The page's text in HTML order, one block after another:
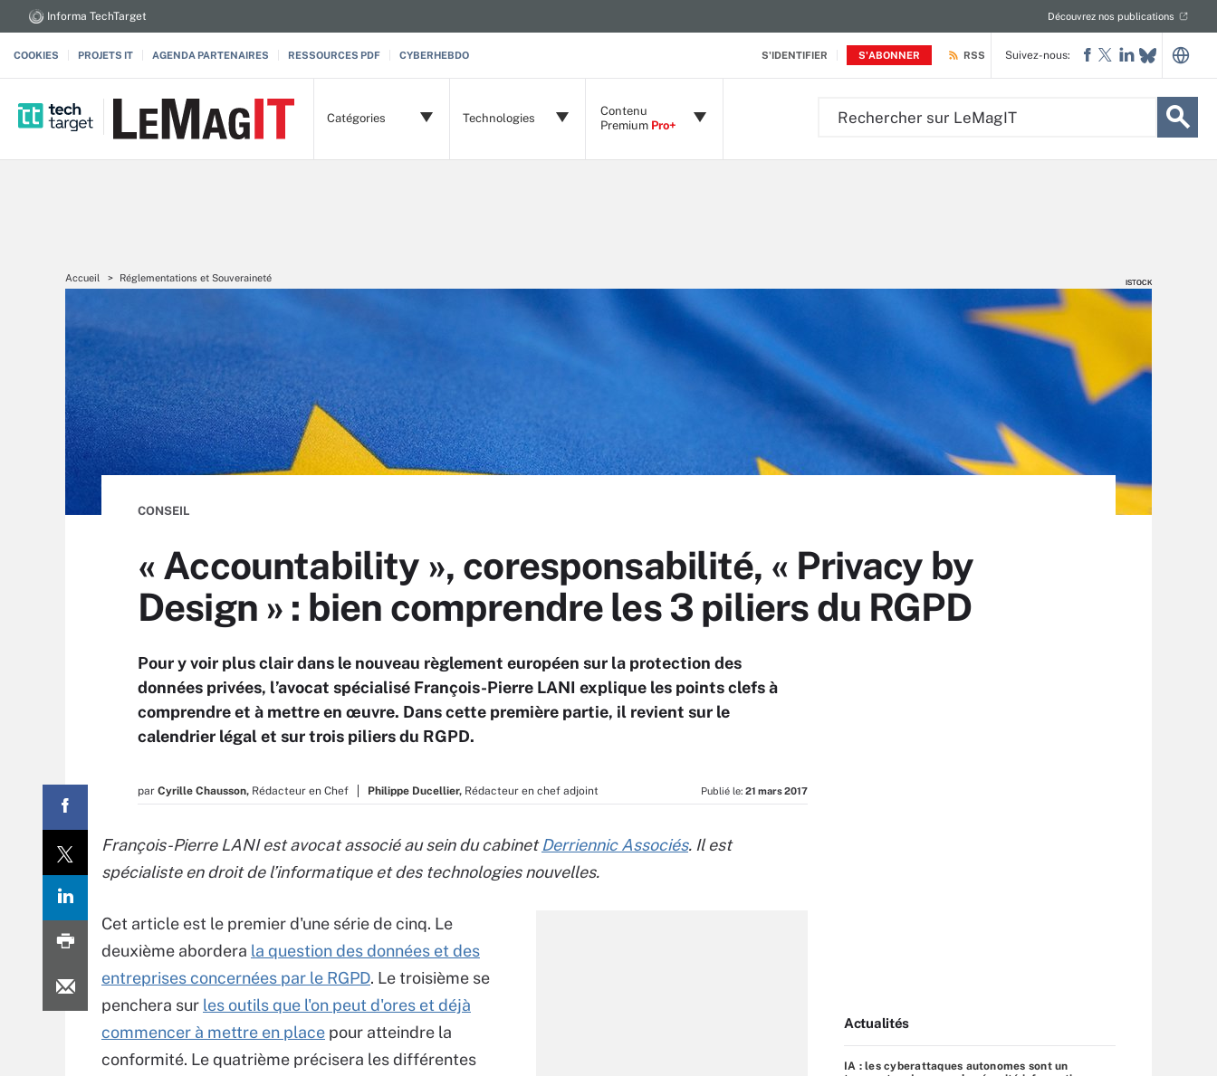
S'IDENTIFIER S'ABONNER
Informa TechTarget Découvrez nos publications
COOKIES PROJETS IT AGENDA PARTENAIRES RESSOURCES PDF CYBERHEBDO RSS
Catégories Technologies
Contenu
Premium Pro+
Suivez-nous:
Accueil Réglementations et Souveraineté ISTOCK
ISTOCK
CONSEIL
« Accountability », coresponsabilité, « Privacy by
Design » : bien comprendre les 3 piliers du RGPD
Pour y voir plus clair dans le nouveau règlement européen sur la protection des
données privées, l’avocat spécialisé François-Pierre LANI explique les points clefs à
comprendre et à mettre en œuvre. Dans cette première partie, il revient sur le
calendrier légal et sur trois piliers du RGPD.
par Cyrille Chausson, Rédacteur en Chef Philippe Ducellier, Rédacteur en chef adjoint Publié le: 21 mars 2017
François-Pierre LANI est avocat associé au sein du cabinetDerriennic Associés. Il est
spécialiste en droit de l’informatique et des technologies nouvelles.
Cet article est le premier d'une série de cinq. Le
deuxième abordera la question des données et des
entreprises concernées par le RGPD. Le troisième se
penchera sur les outils que l'on peut d'ores et déjà
commencer à mettre en place pour atteindre la
conformité. Le quatrième précisera les différentes
Actualités
IA : les cyberattaques autonomes sont un